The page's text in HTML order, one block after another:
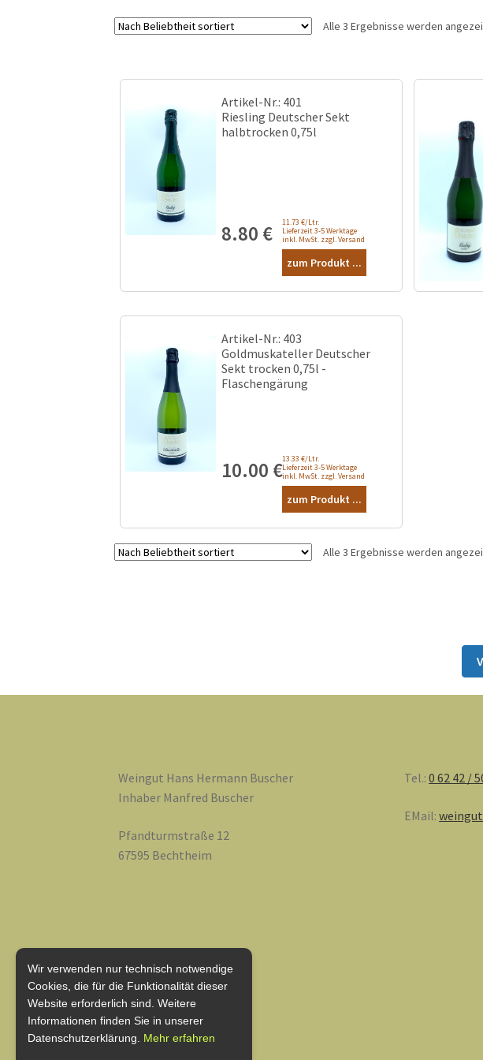
Alle 3 Ergebnisse werden
Artikel-Nr.: 401
Riesling Deutscher Sekt
halbtrocken 0,75l
11.73 €/Ltr.
Lieferzeit 3-5 Werktage
inkl. MwSt. zzgl. Versand
8.80 €
zum Produkt ...
Artikel-Nr.: 403
Goldmuskateller Deutscher
Sekt trocken 0,75l -
Flaschengärung
13.33 €/Ltr.
Lieferzeit 3-5 Werktage
inkl. MwSt. zzgl. Versand
10.00 €
zum Produkt ...
Alle 3 Ergebnisse werden
Weingut Hans Hermann Buscher
Inhaber Manfred Buscher
Pfandturmstraße 12
67595 Bechtheim
Tel.: 0 62 42 /
EMail:
Wir verwenden nur technisch notwendige
Cookies, die für die Funktionalität dieser
Website erforderlich sind. Weitere
Informationen finden Sie in unserer
Datenschutzerklärung.
Mehr erfahren